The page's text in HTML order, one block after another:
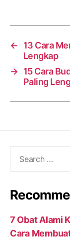
←
13 Cara
Lengkap
→ 15 Cara
Paling
7 Obat Alami
Cara